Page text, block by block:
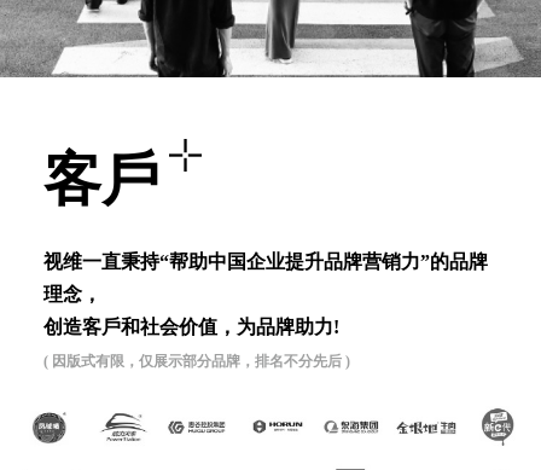
客⼾
视维⼀直秉持“帮助中国企业提升品牌营销⼒”的品牌
理念，
创造客⼾和社会价值，为品牌助⼒!
( 因版式有限，仅展示部分品牌，排名不分先后 )